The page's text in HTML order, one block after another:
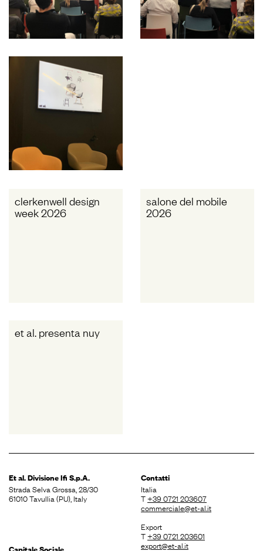
clerkenwell design
week 2026
salone del mobile
2026
et al. presenta nuy
Et al. DivisioneIfi S.p.A.
Strada Selva Grossa, 28/30
61010 Tavullia (PU), Italy
Capitale Sociale
Contatti
Italia
T+39 0721 203607
commerciale@et-al.it
Export
T+39 0721 203601
export@et-al.it